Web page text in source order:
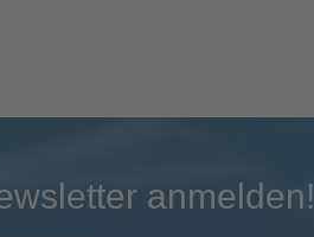
anmelden!